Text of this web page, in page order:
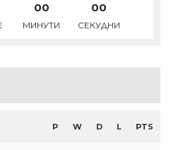
00
МИНУТИ
00
СЕКУДНИ
P W D L PTS